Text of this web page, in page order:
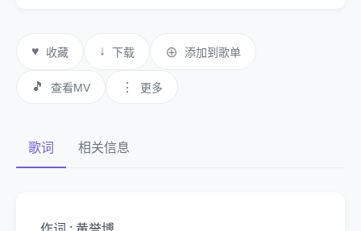
♥ 收藏 ↓ 下载 ⊕ 添加到歌单
🎵 查看MV ⋮ 更多
歌词 相关信息